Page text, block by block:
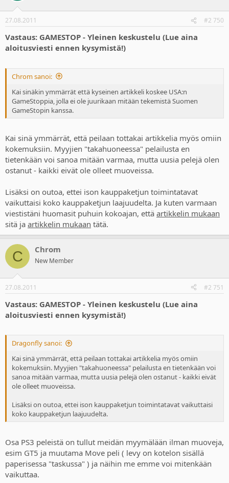
27.08.2011 #2 750
Vastaus: GAMESTOP - Yleinen keskustelu (Lue aina
aloitusviesti ennen kysymistä!)
Chrom sanoi:
Kai sinäkin ymmärrät että kyseinen artikkeli koskee USA:n
GameStoppia, jolla ei ole juurikaan mitään tekemistä Suomen
GameStopin kanssa.
Kai sinä ymmärrät, että peilaan tottakai artikkelia myös omiin
kokemuksiin. Myyjien "takahuoneessa" pelailusta en
tietenkään voi sanoa mitään varmaa, mutta uusia pelejä olen
ostanut - kaikki eivät ole olleet muoveissa.
Lisäksi on outoa, ettei ison kauppaketjun toimintatavat
vaikuttaisi koko kauppaketjun laajuudelta. Ja kuten varmaan
viestistäni huomasit puhuin kokoajan, että artikkelin mukaan
sitä ja artikkelin mukaan tätä.
C Chrom
New Member
27.08.2011 #2 751
Vastaus: GAMESTOP - Yleinen keskustelu (Lue aina
aloitusviesti ennen kysymistä!)
Dragonfly sanoi:
Kai sinä ymmärrät, että peilaan tottakai artikkelia myös omiin
kokemuksiin. Myyjien "takahuoneessa" pelailusta en tietenkään voi
sanoa mitään varmaa, mutta uusia pelejä olen ostanut - kaikki eivät
ole olleet muoveissa.
Lisäksi on outoa, ettei ison kauppaketjun toimintatavat vaikuttaisi
koko kauppaketjun laajuudelta.
Osa PS3 peleistä on tullut meidän myymälään ilman muoveja,
esim GT5 ja muutama Move peli ( levy on kotelon sisällä
paperisessa "taskussa" ) ja näihin me emme voi mitenkään
vaikuttaa.